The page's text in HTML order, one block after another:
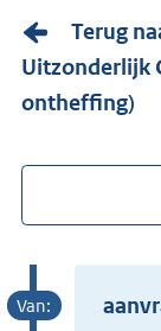
Terug
Uitzonderlijk
ontheffing)